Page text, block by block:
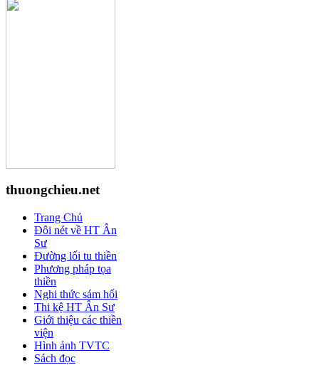
thuongchieu.net
Trang Chủ
Đôi nét về HT Ân
Sư
Đường lối tu thiền
Phương pháp tọa
thiền
Nghi thức sám hối
Thi kệ HT Ân Sư
Giới thiệu các thiền
viện
Hình ảnh TVTC
Sách đọc